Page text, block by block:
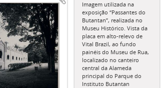
Imagem utilizada na
exposição “Passantes do
Butantan”, realizada no
Museu Histórico. Vista da
placa em alto-relevo de
Vital Brazil, ao fundo
painéis do Museu de Rua,
localizado no canteiro
central da Alameda
principal do Parque do
Instituto Butantan